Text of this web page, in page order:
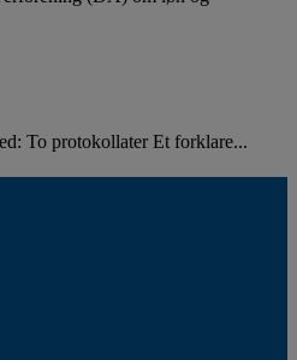
To protokollater Et forklare...